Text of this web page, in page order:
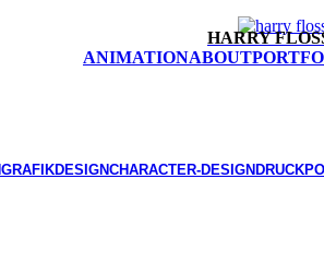
HARRY
ANIMATIONABOUT
GRAFIKDESIGNCHARACTER-DESIGN DRUCK